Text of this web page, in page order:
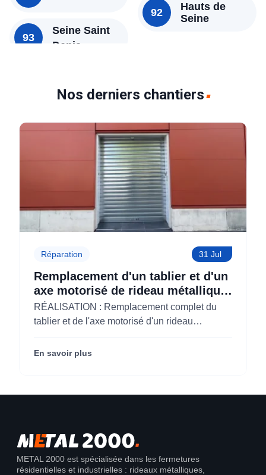
93
Seine Saint
92
Hauts de
Seine
Nos derniers chantiers
Réparation 31 Jul
Remplacement d'un tablier et d'un
axe motorisé de rideau métallique
pour M'CHADAL (Optical Center)
(95)
RÉALISATION : Remplacement complet du
tablier et de l'axe motorisé d'un rideau
Center) (95290).
En savoir plus
METAL 2000 est spécialisée dans les fermetures
résidentielles et industrielles : rideaux métalliques,